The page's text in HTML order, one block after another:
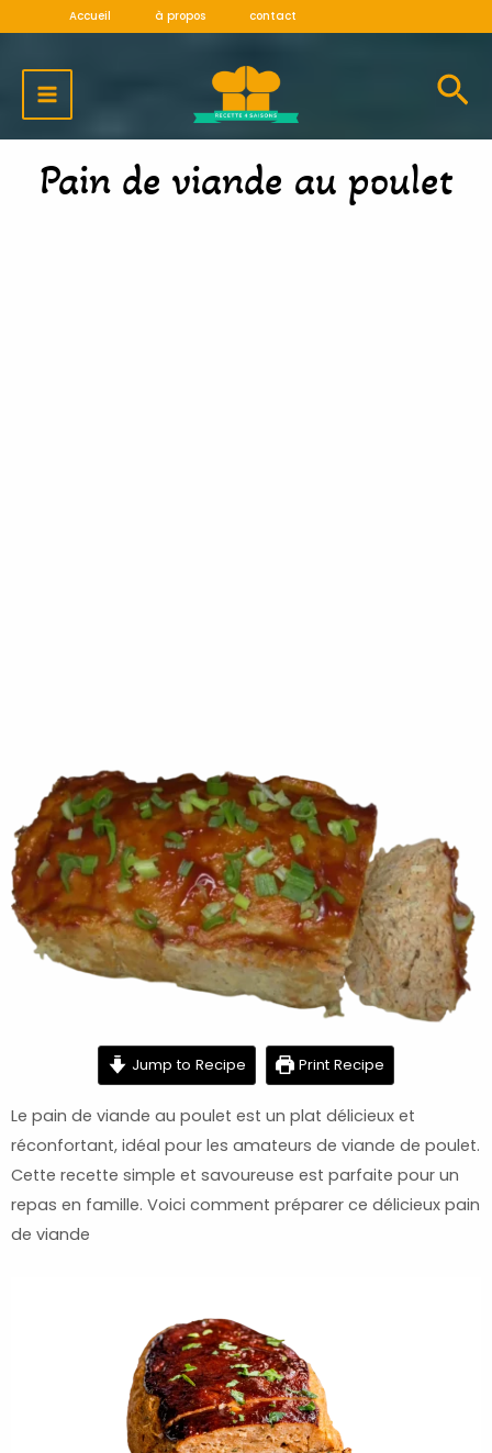
contenu
Accueil à propos contact
MENU
Pain de viande au poulet
Jump to Recipe Print Recipe
Le pain de viande au poulet est un plat délicieux et
réconfortant, idéal pour les amateurs de viande de poulet.
Cette recette simple et savoureuse est parfaite pour un
repas en famille. Voici comment préparer ce délicieux pain
de viande
minutes minutes